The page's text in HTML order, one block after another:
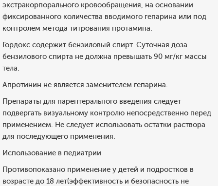
экстракорпорального кровообращения, на основании
фиксированного количества вводимого гепарина или под
контролем метода титрования протамина.
Гордокс содержит бензиловый спирт. Суточная доза
бензилового спирта не должна превышать 90 мг/кг массы
тела.
Апротинин не является заменителем гепарина.
Препараты для парентерального введения следует
подвергать визуальному контролю непосредственно перед
применением. Не следует использовать остатки раствора
для последующего применения.
Использование в педиатрии
Противопоказано применение у детей и подростков в
возрасте до 18 лет(эффективность и безопасность не